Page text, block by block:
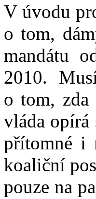
V úvodu
o tom,
mandátu
2010.
o tom, zda
vláda
přítomné i
koaliční
pouze na